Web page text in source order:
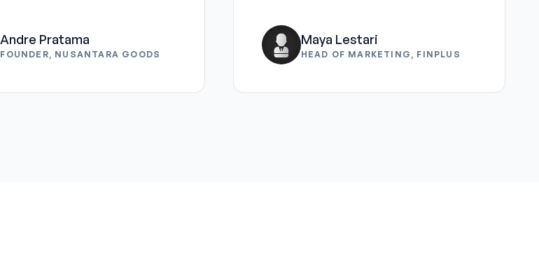
Andre Pratama
FOUNDER, NUSANTARA GOODS
Maya Lestari
HEAD OF MARKETING, FINPLUS